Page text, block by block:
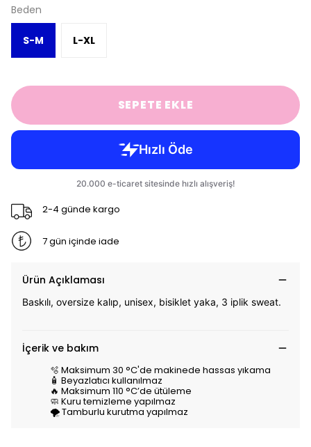
Beden
S-M L-XL
SEPETE EKLE
2-4 günde kargo
7 gün içinde iade
Ürün Açıklaması
Baskılı, oversize kalıp, unisex, bisiklet yaka, 3 iplik sweat.
İçerik ve bakım
🫧 Maksimum 30 °C'de makinede hassas yıkama
🧴 Beyazlatıcı kullanılmaz
🔥 Maksimum 110 °C’de ütüleme
🧼 Kuru temizleme yapılmaz
🌪️ Tamburlu kurutma yapılmaz